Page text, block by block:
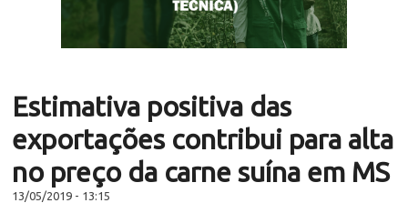
Estimativa positiva das
exportações contribui para alta
no preço da carne suína em MS
13/05/2019 - 13:15